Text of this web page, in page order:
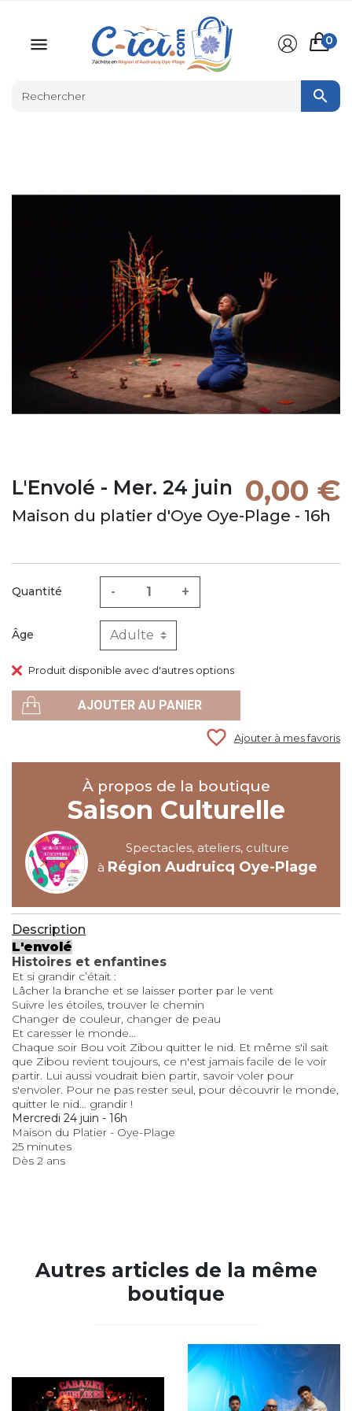
 0

L'Envolé - Mer. 24 juin 0,00 €
Maison du platier d'Oye Oye-Plage - 16h
Quantité - +
Âge
Produit disponible avec d'autres options
AJOUTER AU PANIER
favorite_border Ajouter à mes favoris
À propos de la boutique
Saison Culturelle
Spectacles, ateliers, culture
à Région Audruicq Oye-Plage
Description
L'envolé
Histoires et enfantines
Et si grandir c’était :
Lâcher la branche et se laisser porter par le vent
Suivre les étoiles, trouver le chemin
Changer de couleur, changer de peau
Et caresser le monde…
Chaque soir Bou voit Zibou quitter le nid. Et même s'il sait
que Zibou revient toujours, ce n'est jamais facile de le voir
partir. Lui aussi voudrait bien partir, savoir voler pour
s'envoler. Pour ne pas rester seul, pour découvrir le monde,
quitter le nid… grandir !
Mercredi 24 juin - 16h
Maison du Platier - Oye-Plage
25 minutes
Dès 2 ans
Autres articles de la même
boutique